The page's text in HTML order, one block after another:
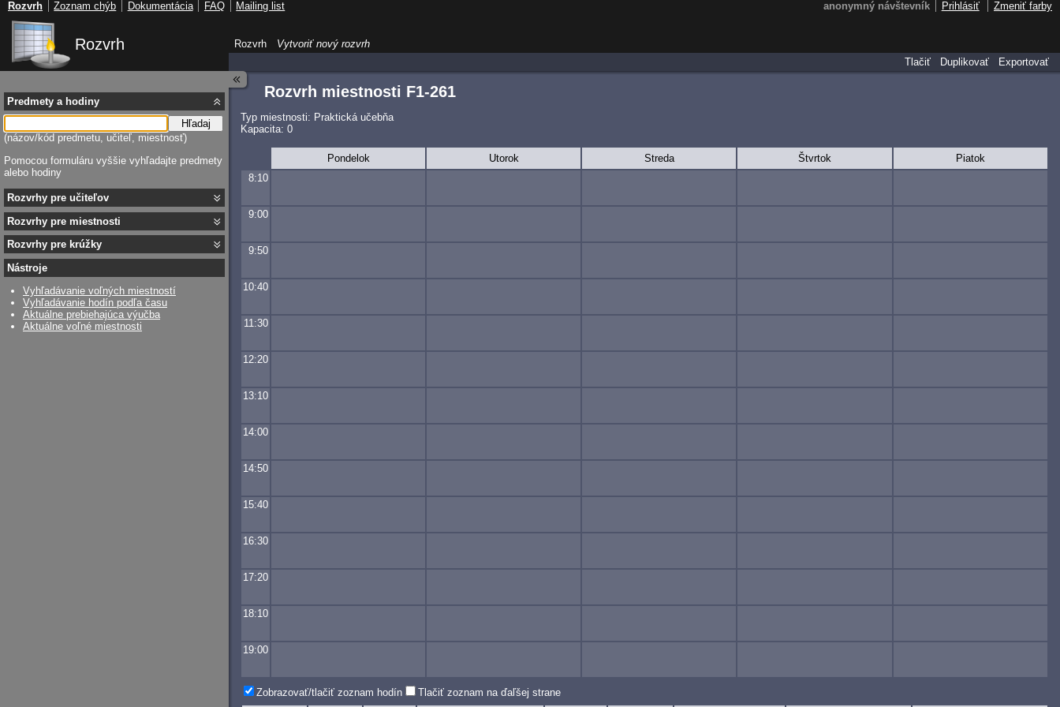
Rozvrh
Rozvrh miestnosti F1-261
Typ miestnosti: Praktická učebňa
Kapacita: 0
Pondelok Utorok Streda Štvrtok
Piatok
8:10
9:00
9:50
10:40
11:30
12:20
13:10
14:00
14:50
15:40
16:30
17:20
18:10
19:00
Zobrazovať/tlačiť zoznam hodín Tlačiť zoznam na ďaľšej strane
Predmety a hodiny
Hľadaj
(názov/kód predmetu, učiteľ, miestnosť)
Pomocou formuláru vyššie vyhľadajte predmety
alebo hodiny
Rozvrhy pre učiteľov
Rozvrhy pre miestnosti
Rozvrhy pre krúžky
Nástroje
Vyhľadávanie voľných miestností
Vyhľadávanie hodín podľa času
Aktuálne prebiehajúca výučba
Aktuálne voľné miestnosti
Rozvrh
Vytvoriť nový rozvrh
Tlačiť
Duplikovať Exportovať
anonymný návštevník Prihlásiť Zmeniť farby
Rozvrh Zoznam chýb Dokumentácia FAQ Mailing list